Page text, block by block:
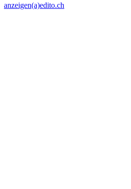
anzeigen(a)edito.ch